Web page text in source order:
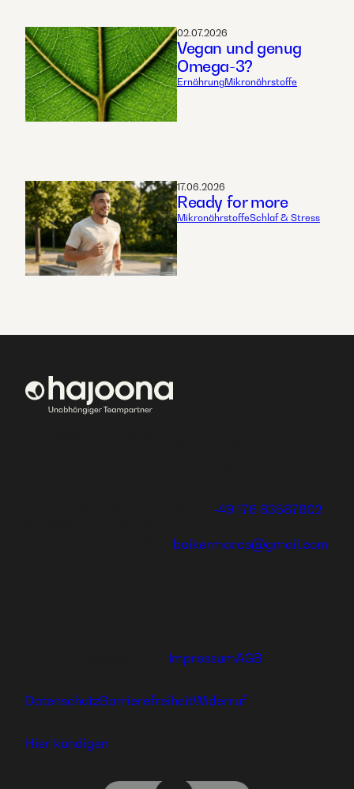
02.07.2026
Vegan und genug
Omega-3?
ErnährungMikronährstoffe
17.06.2026
Ready for more
MikronährstoffeSchlaf & Stress
+49 176 83587802
baikermarco@gmail.com
ImpressumAGB
DatenschutzBarrierefreiheitWiderruf
Hier kündigen